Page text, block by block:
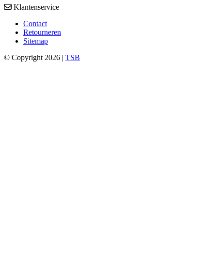
Klantenservice
Contact
Retourneren
Sitemap
© Copyright 2026 | TSB